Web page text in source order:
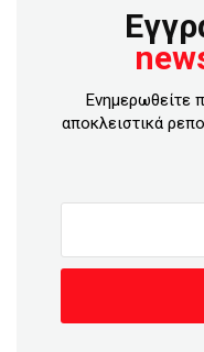
Ενημερωθείτε
αποκλειστικά